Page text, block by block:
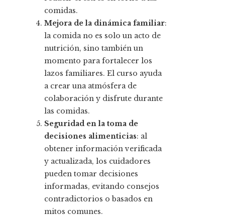
comidas.
Mejora de la dinámica familiar:
la comida no es solo un acto de
nutrición, sino también un
momento para fortalecer los
lazos familiares. El curso ayuda
a crear una atmósfera de
colaboración y disfrute durante
las comidas.
Seguridad en la toma de
decisiones alimenticias: al
obtener información verificada
y actualizada, los cuidadores
pueden tomar decisiones
informadas, evitando consejos
contradictorios o basados en
mitos comunes.